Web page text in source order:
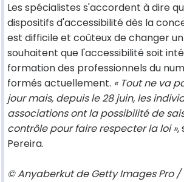
Les spécialistes s'accordent à dire
dispositifs d'accessibilité dès la
est difficile et coûteux de changer
souhaitent que l'accessibilité soit
formation des professionnels du
formés actuellement. « Tout ne va
jour mais, depuis le 28 juin, les
associations ont la possibilité de
contrôle pour faire respecter la loi »,
Pereira.
© Anyaberkut de Getty Images Pro